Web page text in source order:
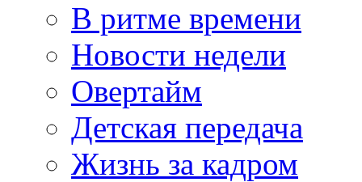
В ритме времени
Новости недели
Овертайм
Детская передача
Жизнь за кадром